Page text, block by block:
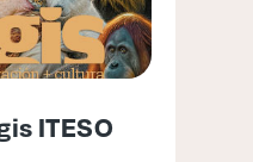
ITESO